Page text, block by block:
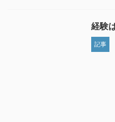
経験
記事